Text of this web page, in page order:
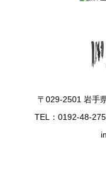
〒029-2501 岩手
TEL：0192-48-